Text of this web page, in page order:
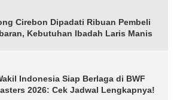
Cirebon Dipadati Ribuan Pembeli
Kebutuhan Ibadah Laris Manis
Indonesia Siap Berlaga di BWF
2026: Cek Jadwal Lengkapnya!